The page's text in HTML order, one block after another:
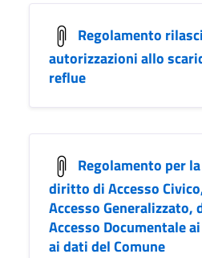
Regolamento
autorizzazioni allo
reflue
Regolamento per
diritto di Accesso
Accesso
Accesso Documentale
ai dati del Comune